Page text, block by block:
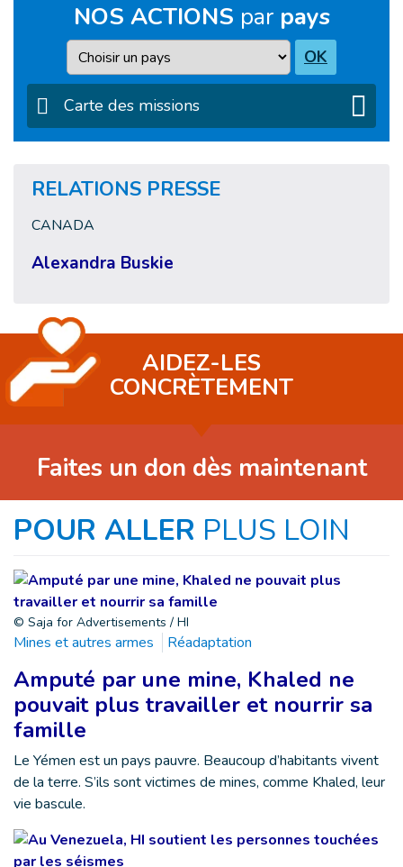
NOS ACTIONS par pays
Pays OK
Carte des missions
RELATIONS PRESSE
CANADA
Alexandra Buskie
AIDEZ-LES
CONCRÈTEMENT
Faites un don dès maintenant
POUR ALLER PLUS LOIN
© Saja for Advertisements / HI
Mines et autres armes Réadaptation
Amputé par une mine, Khaled ne
pouvait plus travailler et nourrir sa
famille
Le Yémen est un pays pauvre. Beaucoup d’habitants vivent
de la terre. S’ils sont victimes de mines, comme Khaled, leur
vie bascule.